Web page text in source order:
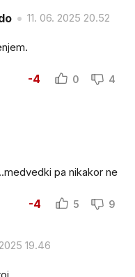
11. 06. 2025 20.52
-4 0 4
pa nikakor ne
-4 5 9
19.46